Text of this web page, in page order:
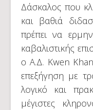
Δάσκαλος που
και βαθιά
πρέπει να
καβαλιστικής
ο Α.Δ. Kwen Khan
επεξήγηση με
λογικό και
μέγιστες